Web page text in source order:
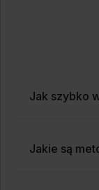
Jak szybko
Jakie są